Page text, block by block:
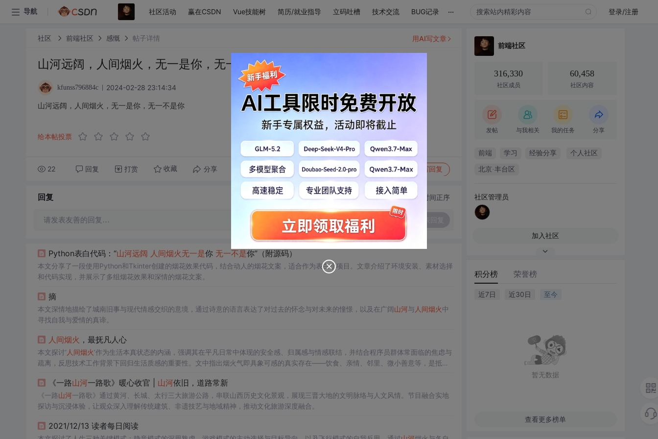
导航 社区活动 赢在CSDN Vue技能树 简历/就业指导 立码吐槽 技术交流 BUG记录 ... 登录/注册
社区 前端社区 感慨 帖子详情
山河远阔，人间烟火，无一是你，无一不是你
kfunss796884c 2024-02-28 23:14:34
山河远阔，人间烟火，无一是你，无一不是你
给本帖投票
22 回复 打赏 收藏 分享 转发到动态 举报 写回复
用AI写文章
回复 切换为时间正序
请发表友善的回复…
Python表白代码：“山河远阔 人间烟火无一是你 无一不是你”（附源码）
本文分享了一段使用Python和Tkinter创建的烟花效果代码，结合动人的烟花文案，适合作为表白小项目。文章介绍了环境安装、素材选择
和代码实现，并展示了多组烟花效果和深情的烟花文案。
摘
本文深情地描绘了城南旧事与现代情感交织的意境，通过诗意的语言表达了对过去的怀念与对未来的憧憬，以及在广阔山河与 人间烟火中
寻找自我与爱情的真谛。
人间烟火 ，最抚凡人心
本文探讨‘ 人间烟火’作为生活本真状态的内涵，强调其在平凡日常中体现的安全感、归属感与情感联结，并结合程序员群体常面临的焦虑与
疏离，反思技术工作背景下回归生活质感的重要性。文中指出烟火气即具象可感的真实存在——饮食、亲情、邻里、微小善意等，是抵御
《一路山河一路歌》暖心收官 | 山河依旧，道路常新
《一路山河一路歌》通过黄河、长城、太行三大旅游公路，串联山西历史文化景观，展现三晋大地的文明脉络与人文风情。节目融合实地
探访与沉浸体验，让观众深入理解传统建筑、非遗技艺与地域精神，推动文化旅游深度融合。
2021/12/13 读者每日阅读
前端社区
316,330
社区成员
60,458
社区内容
发帖 与我相关 我的任务 分享
前端 学习 经验分享 个人社区
北京·丰台区
社区管理员
加入社区
积分榜 荣誉榜
近7日 近30日 至今
暂无数据
查看更多榜单